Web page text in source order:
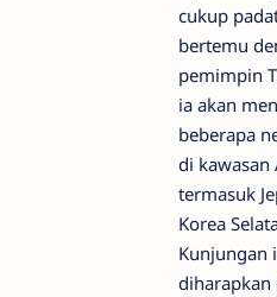
cukup
bertemu
pemimpin
ia akan
beberapa
di kawasan
termasuk
Korea
Kunjungan
diharapkan